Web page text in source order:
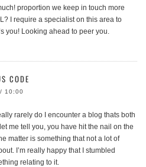
proportion we keep in touch more
I require a specialist on this area to
you! Looking ahead to peer you.
CODE
10:00
rarely do I encounter a blog thats both
me tell you, you have hit the nail on the
matter is something that not a lot of
I’m really happy that I stumbled
relating to it.